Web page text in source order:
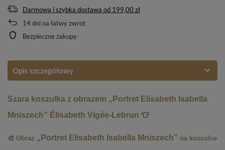
Darmowa i szybka dostawa od 199,00 zł
14dni na łatwy zwrot
Bezpieczne zakupy
Opis szczegółowy
Szara koszulka z obrazem „Portret Elisabeth Isabella
Mniszech” Élisabeth Vigée-Lebrun 👕
🎨 Obraz „Portret Elisabeth Isabella Mniszech” na koszulce